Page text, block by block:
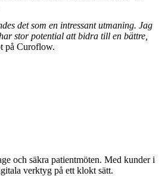
det som en intressant utmaning. Jag
stor potential att bidra till en bättre,
på Curoflow.
och säkra patientmöten. Med kunder i
verktyg på ett klokt sätt.